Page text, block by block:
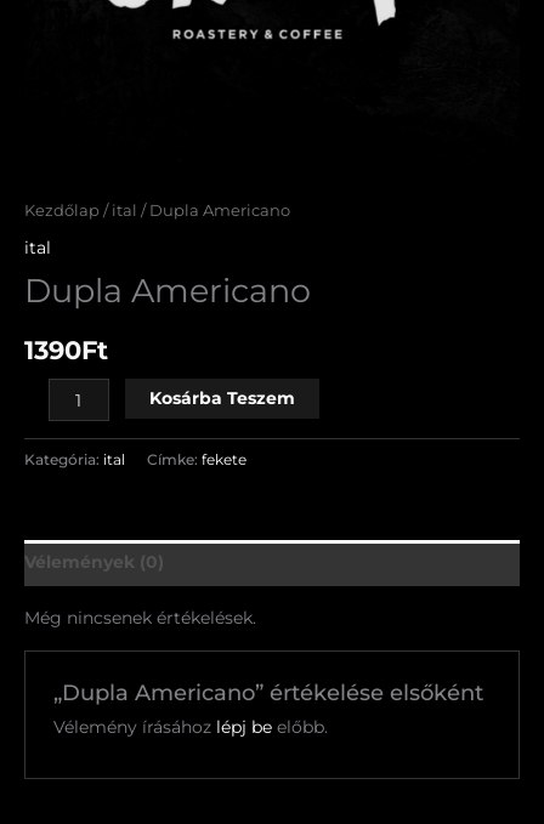
Kezdőlap / ital / Dupla Americano
ital
Dupla Americano
1390Ft
Kosárba Teszem
Kategória: ital Címke: fekete
Vélemények (0)
Még nincsenek értékelések.
„Dupla Americano” értékelése elsőként
Vélemény írásához lépj beelőbb.